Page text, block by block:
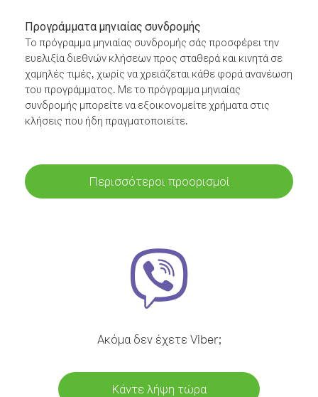
Προγράμματα μηνιαίας συνδρομής
Το πρόγραμμα μηνιαίας συνδρομής σάς προσφέρει την
ευελιξία διεθνών κλήσεων προς σταθερά και κινητά σε
χαμηλές τιμές, χωρίς να χρειάζεται κάθε φορά ανανέωση
του προγράμματος. Με το πρόγραμμα μηνιαίας
συνδρομής μπορείτε να εξοικονομείτε χρήματα στις
κλήσεις που ήδη πραγματοποιείτε.
Περισσότεροι προορισμοί
Ακόμα δεν έχετε Viber;
Κάντε λήψη τώρα